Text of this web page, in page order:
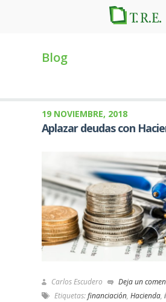
Blog
19 NOVIEMBRE, 2018
Aplazar deudas con
Carlos Escudero
Deja un
Etiquetas:financiación, Hacienda,